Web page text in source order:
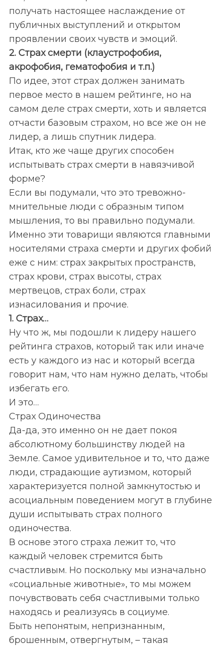
получать настоящее наслаждение от
публичных выступлений и открытом
проявлении своих чувств и эмоций.
2. Страх смерти (клаустрофобия,
акрофобия, гематофобия и т.п.)
По идее, этот страх должен занимать
первое место в нашем рейтинге, но на
самом деле страх смерти, хоть и является
отчасти базовым страхом, но все же он не
лидер, а лишь спутник лидера.
Итак, кто же чаще других способен
испытывать страх смерти в навязчивой
форме?
Если вы подумали, что это тревожно-
мнительные люди с образным типом
мышления, то вы правильно подумали.
Именно эти товарищи являются главными
носителями страха смерти и других фобий
еже с ним: страх закрытых пространств,
страх крови, страх высоты, страх
мертвецов, страх боли, страх
изнасилования и прочие.
1. Страх…
Ну что ж, мы подошли к лидеру нашего
рейтинга страхов, который так или иначе
есть у каждого из нас и который всегда
говорит нам, что нам нужно делать, чтобы
избегать его.
И это…
Страх Одиночества
Да-да, это именно он не дает покоя
абсолютному большинству людей на
Земле. Самое удивительное и то, что даже
люди, страдающие аутизмом, который
характеризуется полной замкнутостью и
асоциальным поведением могут в глубине
души испытывать страх полного
одиночества.
В основе этого страха лежит то, что
каждый человек стремится быть
счастливым. Но поскольку мы изначально
«социальные животные», то мы можем
почувствовать себя счастливыми только
находясь и реализуясь в социуме.
Быть непонятым, непризнанным,
брошенным, отвергнутым, – такая